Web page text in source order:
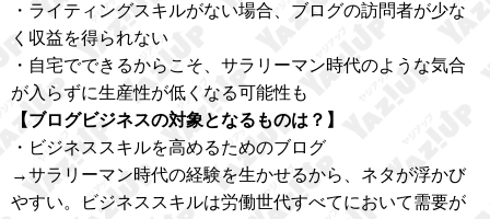
・ライティングスキルがない場合、ブログの訪問者が少な
く収益を得られない
・自宅でできるからこそ、サラリーマン時代のような気合
が入らずに生産性が低くなる可能性も
【ブログビジネスの対象となるものは？】
・ビジネススキルを高めるためのブログ
→サラリーマン時代の経験を生かせるから、ネタが浮かび
やすい。ビジネススキルは労働世代すべてにおいて需要が